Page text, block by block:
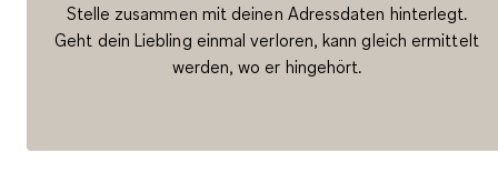
Stelle zusammen mit deinen Adressdaten hinterlegt.
Geht dein Liebling einmal verloren, kann gleich ermittelt
werden, wo er hingehört.